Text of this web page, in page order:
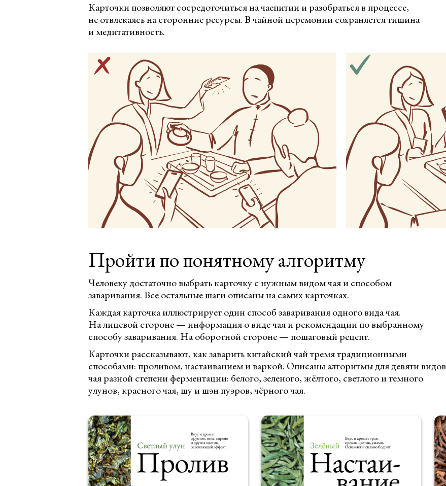
Карточки позволяют сосредоточиться на чаепитии и разобраться в процессе,
не отвлекаясь на сторонние ресурсы. В чайной церемонии сохраняется тишина
и медитативность.
Пройти по понятному алгоритму
Человеку достаточно выбрать карточку с нужным видом чая и способом
заваривания. Все остальные шаги описаны на самих карточках.
Каждая карточка иллюстрирует один способ заваривания одного вида чая.
На лицевой стороне — информация о виде чая и рекомендации по выбранному
способу заваривания. На оборотной стороне — пошаговый рецепт.
Карточки рассказывают, как заварить китайский чай тремя традиционными
способами: проливом, настаиванием и варкой. Описаны алгоритмы для девяти видов
чая разной степени ферментации: белого, зеленого, жёлтого, светлого и темного
улунов, красного чая, шу и шэн пуэров, чёрного чая.